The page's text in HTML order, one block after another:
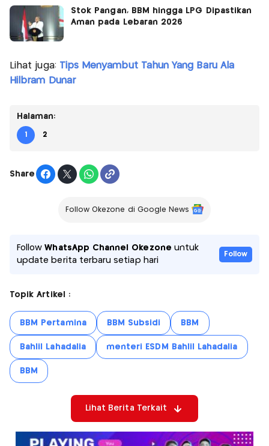
Stok Pangan, BBM hingga LPG Dipastikan
Aman pada Lebaran 2026
Lihat juga: Tips Menyambut Tahun Yang Baru Ala
Hilbram Dunar
Halaman:
1 2
Share
Follow Okezone di Google News
FollowWhatsApp Channel Okezone untuk
update berita terbaru setiap hari
Follow
Topik Artikel :
BBM Pertamina BBM Subsidi BBM
Bahlil Lahadalia menteri ESDM Bahlil Lahadalia
BBM
Lihat Berita Terkait